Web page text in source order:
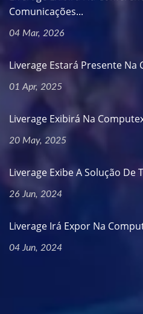
Comunicações...
04 Mar, 2026
Liverage Estará Presente Na
01 Apr, 2025
Liverage Exibirá Na
20 May, 2025
Liverage Exibe A Solução De
26 Jun, 2024
Liverage Irá Expor Na
04 Jun, 2024